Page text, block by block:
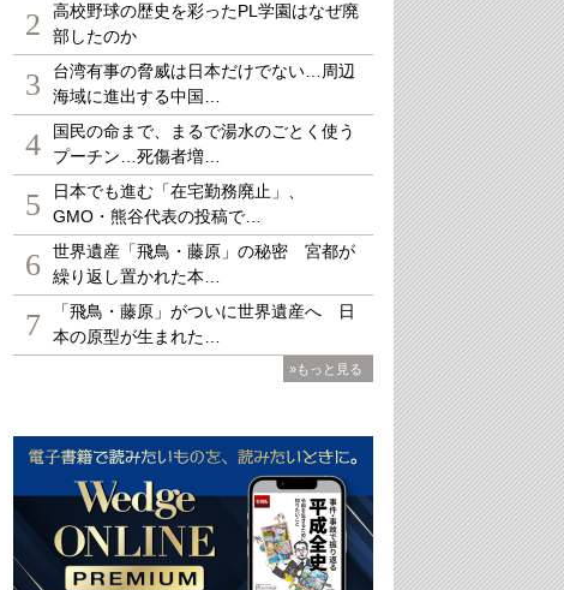
2
高校野球の歴史を彩ったPL学園はなぜ廃
部したのか
3
台湾有事の脅威は日本だけでない…周辺
海域に進出する中国…
4
国民の命まで、まるで湯水のごとく使う
プーチン…死傷者増…
5
日本でも進む「在宅勤務廃止」、
GMO・熊谷代表の投稿で…
6
世界遺産「飛鳥・藤原」の秘密 宮都が
繰り返し置かれた本…
7
「飛鳥・藤原」がついに世界遺産へ 日
本の原型が生まれた…
»もっと見る